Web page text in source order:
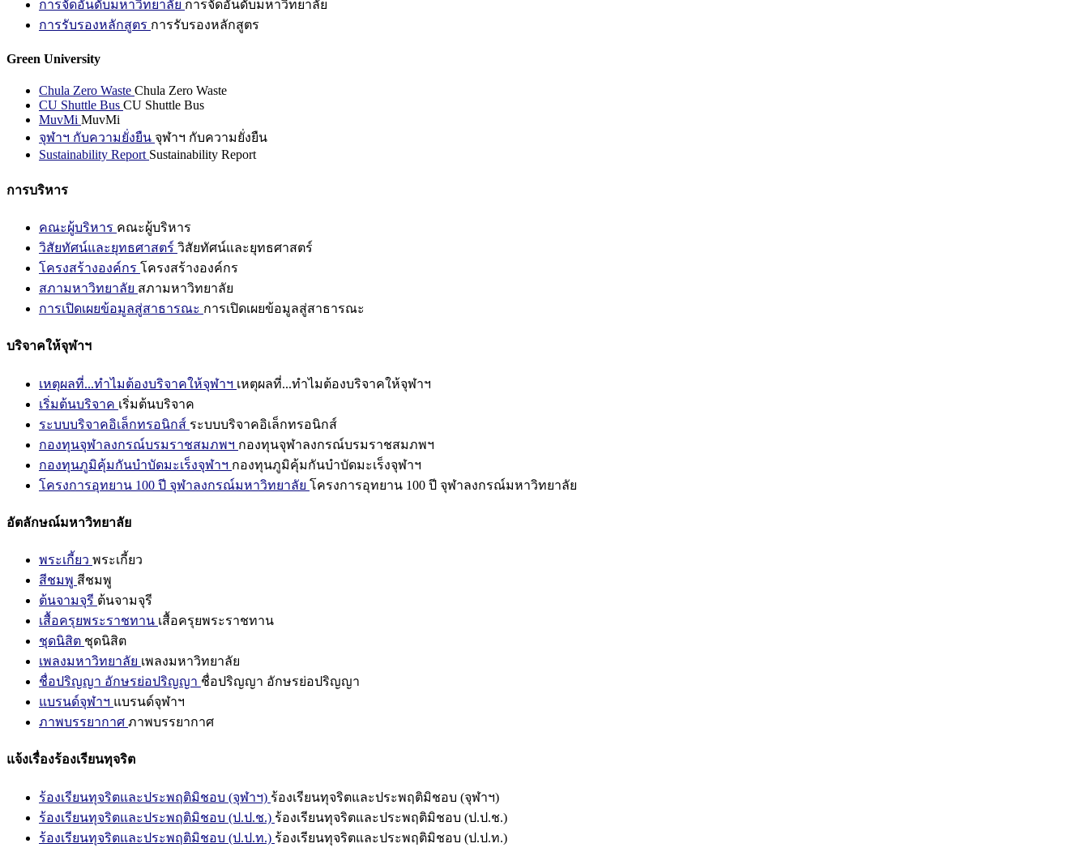
การจัดอันดับมหาวิทยาลัย การจัดอันดับมหาวิทยาลัย
การรับรองหลักสูตร การรับรองหลักสูตร
Green University
Chula Zero Waste Chula Zero Waste
CU Shuttle Bus CU Shuttle Bus
MuvMi MuvMi
จุฬาฯ กับความยั่งยืน จุฬาฯ กับความยั่งยืน
Sustainability Report Sustainability Report
การบริหาร
คณะผู้บริหาร คณะผู้บริหาร
วิสัยทัศน์และยุทธศาสตร์ วิสัยทัศน์และยุทธศาสตร์
โครงสร้างองค์กร โครงสร้างองค์กร
สภามหาวิทยาลัย สภามหาวิทยาลัย
การเปิดเผยข้อมูลสู่สาธารณะ การเปิดเผยข้อมูลสู่สาธารณะ
บริจาคให้จุฬาฯ
เหตุผลที่...ทำไมต้องบริจาคให้จุฬาฯ เหตุผลที่...ทำไมต้องบริจาคให้จุฬาฯ
เริ่มต้นบริจาค เริ่มต้นบริจาค
ระบบบริจาคอิเล็กทรอนิกส์ ระบบบริจาคอิเล็กทรอนิกส์
กองทุนจุฬาลงกรณ์บรมราชสมภพฯ กองทุนจุฬาลงกรณ์บรมราชสมภพฯ
กองทุนภูมิคุ้มกันบำบัดมะเร็งจุฬาฯ กองทุนภูมิคุ้มกันบำบัดมะเร็งจุฬาฯ
โครงการอุทยาน 100 ปี จุฬาลงกรณ์มหาวิทยาลัย โครงการอุทยาน 100 ปี จุฬาลงกรณ์มหาวิทยาลัย
อัตลักษณ์มหาวิทยาลัย
พระเกี้ยว พระเกี้ยว
สีชมพู สีชมพู
ต้นจามจุรี ต้นจามจุรี
เสื้อครุยพระราชทาน เสื้อครุยพระราชทาน
ชุดนิสิต ชุดนิสิต
เพลงมหาวิทยาลัย เพลงมหาวิทยาลัย
ชื่อปริญญา อักษรย่อปริญญา ชื่อปริญญา อักษรย่อปริญญา
แบรนด์จุฬาฯ แบรนด์จุฬาฯ
ภาพบรรยากาศ ภาพบรรยากาศ
แจ้งเรื่องร้องเรียนทุจริต
ร้องเรียนทุจริตและประพฤติมิชอบ (จุฬาฯ) ร้องเรียนทุจริตและประพฤติมิชอบ (จุฬาฯ)
ร้องเรียนทุจริตและประพฤติมิชอบ (ป.ป.ช.) ร้องเรียนทุจริตและประพฤติมิชอบ (ป.ป.ช.)
ร้องเรียนทุจริตและประพฤติมิชอบ (ป.ป.ท.) ร้องเรียนทุจริตและประพฤติมิชอบ (ป.ป.ท.)